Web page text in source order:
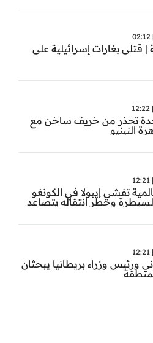
| قتلى بغارات إسرائيلية على
تحذر من خريف ساخن مع
النينيو
تفشي إيبولا في الكونغو
وخطر انتقاله يتصاعد
ورئيس وزراء بريطانيا يبحثان